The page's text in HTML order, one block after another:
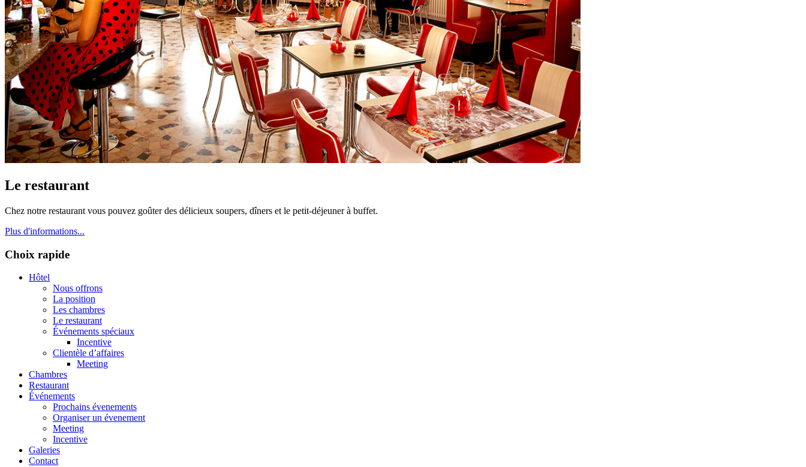
Le restaurant
Chez notre restaurant vous pouvez goûter des délicieux soupers, dîners et le petit-déjeuner à buffet.
Plus d'informations...
Choix rapide
Hôtel
Nous offrons
La position
Les chambres
Le restaurant
Événements spéciaux
Incentive
Clientèle d’affaires
Meeting
Chambres
Restaurant
Événements
Prochains évenements
Organiser un évenement
Meeting
Incentive
Galeries
Contact